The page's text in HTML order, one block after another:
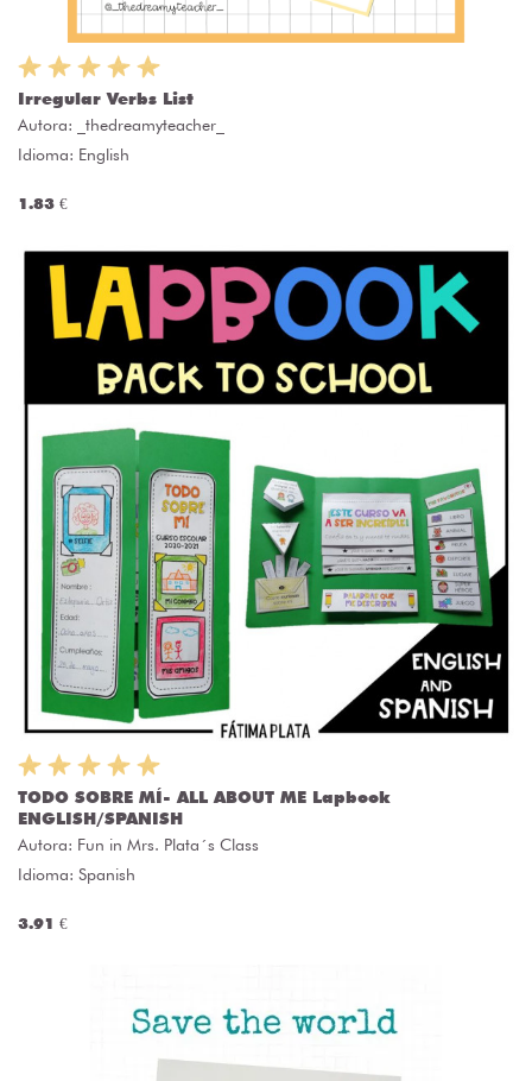
Irregular Verbs List
Autora:
_thedreamyteacher_
Idioma: English
1.83 €
TODO SOBRE MÍ- ALL ABOUT ME Lapbook
ENGLISH/SPANISH
Autora: Fun in Mrs. Plata´s Class
Idioma: Spanish
3.91 €